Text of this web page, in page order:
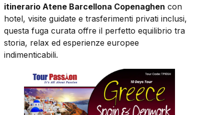
itinerario Atene Barcellona Copenaghen con
hotel, visite guidate e trasferimenti privati inclusi,
questa fuga curata offre il perfetto equilibrio tra
storia, relax ed esperienze europee
indimenticabili.